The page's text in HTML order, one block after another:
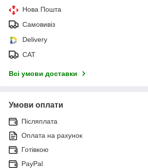
Нова Пошта
Самовивіз
Delivery
САТ
Всі умови доставки
Умови оплати
Післяплата
Оплата на рахунок
Готівкою
PayPal